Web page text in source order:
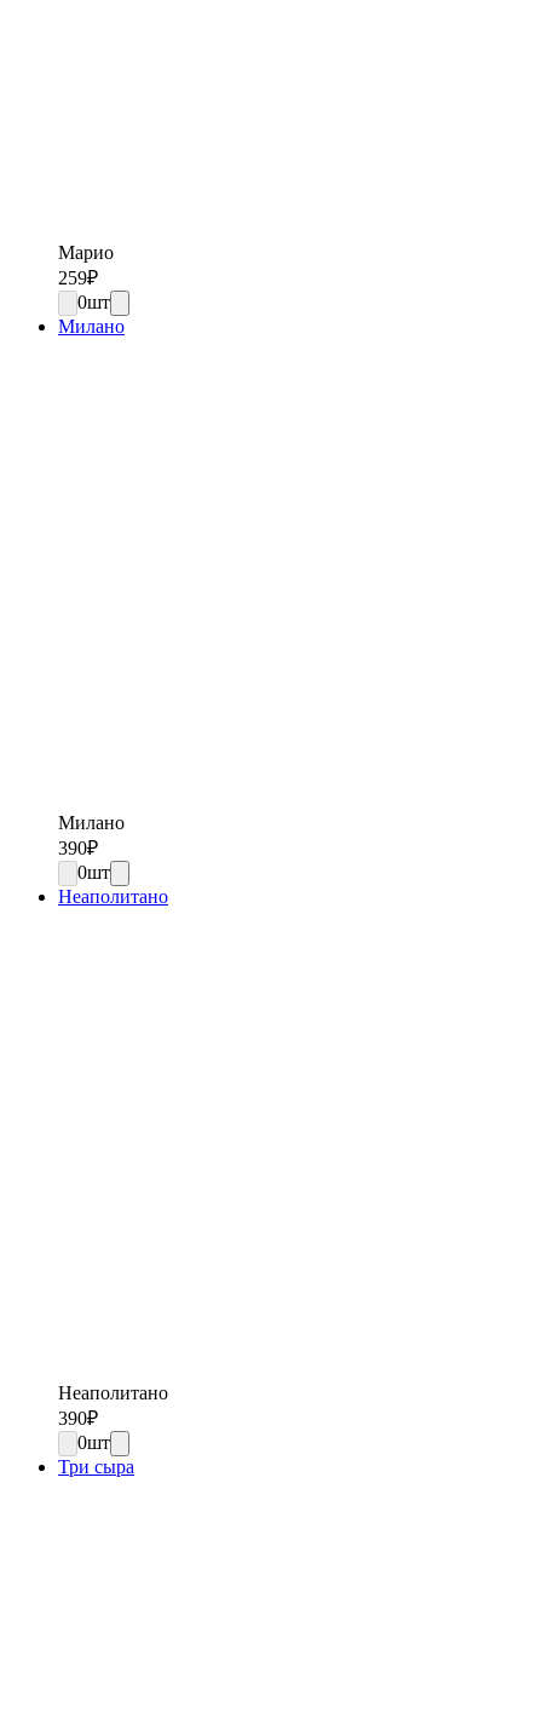
Марио
259₽
0шт
Милано
Милано
390₽
0шт
Неаполитано
Неаполитано
390₽
0шт
Три сыра